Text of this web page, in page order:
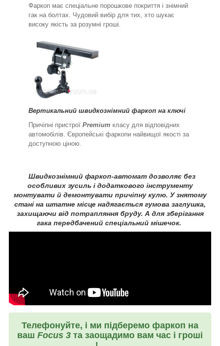
Фаркоп має спеціальне порошкове покриття і знімний
гак на болтах. Чудовий вибір для тих, хто шукає
високу якість за розумні гроші.
Вертикальний швидкознімний фаркоп на ключі
Причіпні пристрої Premium класу для відповідних
автомобілів. Європейські фаркопи найвищої якості за
доступною ціною.
Швидкознімний фаркоп-автомат дозволяє без
особливих зусиль і додаткового інструменту
монтувати й демонтувати причіпну кулю. У знятому
стані на штатне місце надягається гумова заглушка,
захищаючи від потрапляння бруду. А для зберігання
гака передбачений спеціальний мішечок.
Телефонуйте, і ми підберемо фаркоп на
ваш Focus 3 та заощадимо вам час і гроші